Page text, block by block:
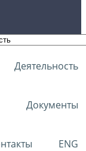
Деятельность
Документы
ENG